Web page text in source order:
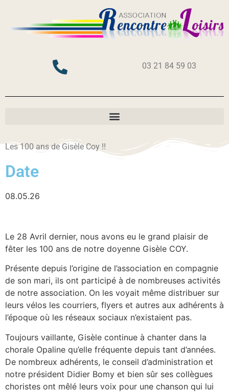
03 21 84 59 03
Les 100 ans de Gisèle Coy !!
Date
08.05.26
Le 28 Avril dernier, nous avons eu le grand plaisir de
fêter les 100 ans de notre doyenne Gisèle COY.
Présente depuis l’origine de l’association en compagnie
de son mari, ils ont participé à de nombreuses activités
de notre association. On les voyait même distribuer sur
leurs vélos les courriers, flyers et autres aux adhérents à
l’époque où les réseaux sociaux n’existaient pas.
Toujours vaillante, Gisèle continue à chanter dans la
chorale Opaline qu’elle fréquente depuis tant d’années.
De nombreux adhérents, le conseil d’administration et
notre président Didier Bomy et bien sûr ses collègues
choristes ont mêlé leurs voix pour une chanson qui lui